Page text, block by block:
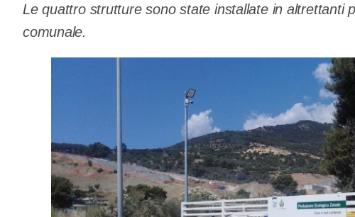
Le quattro strutture sono state installate in altrettanti
comunale.